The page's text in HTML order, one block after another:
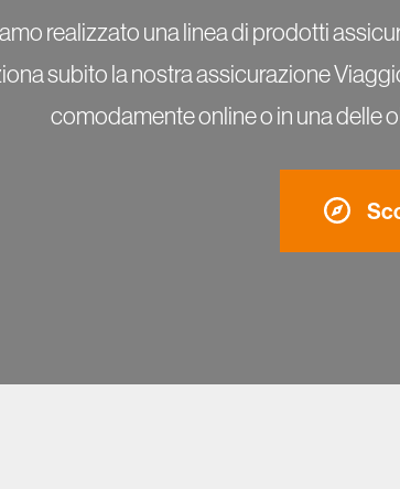
realizzato una linea di prodotti
subito la nostra assicurazione
comodamente online o in una delle